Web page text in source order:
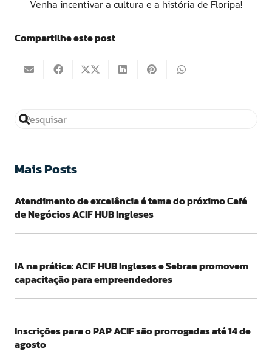
Venha incentivar a cultura e a história de Floripa!
Compartilhe este post
Mais Posts
Atendimento de excelência é tema do próximo Café
de Negócios ACIF HUB Ingleses
IA na prática: ACIF HUB Ingleses e Sebrae promovem
capacitação para empreendedores
Inscrições para o PAP ACIF são prorrogadas até 14 de
agosto